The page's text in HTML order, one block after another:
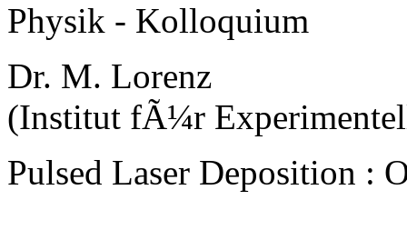
Physik - Kolloquium
Dr. M. Lorenz
(Institut fÃ¼r
Pulsed Laser Deposition :